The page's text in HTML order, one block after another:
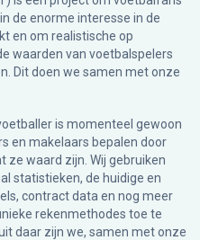
de enorme interesse in de
en om realistische op
waarden van voetbalspelers
Dit doen we samen met onze
is momenteel gewoon
en makelaars bepalen door
ze waard zijn. Wij gebruiken
statistieken, de huidige en
contract data en nog meer
rekenmethodes toe te
daar zijn we, samen met onze